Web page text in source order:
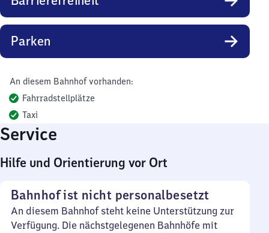
Parken
An diesem Bahnhof vorhanden:
Fahrradstellplätze
Taxi
Service
Hilfe und Orientierung vor Ort
Bahnhof ist nicht personalbesetzt
An diesem Bahnhof steht keine Unterstützung zur
Verfügung. Die nächstgelegenen Bahnhöfe mit